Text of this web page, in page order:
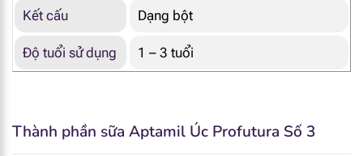
Kết cấu Dạng bột
Độ tuổi sử dụng 1 – 3 tuổi
Thành phần sữa Aptamil Úc Profutura Số 3